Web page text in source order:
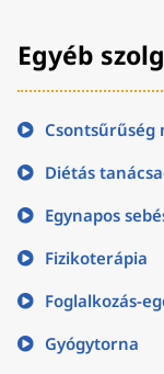
Egyéb
Csontsűrűség
Diétás
Egynapos
Fizikoterápia
Foglalkozás-
Gyógytorna